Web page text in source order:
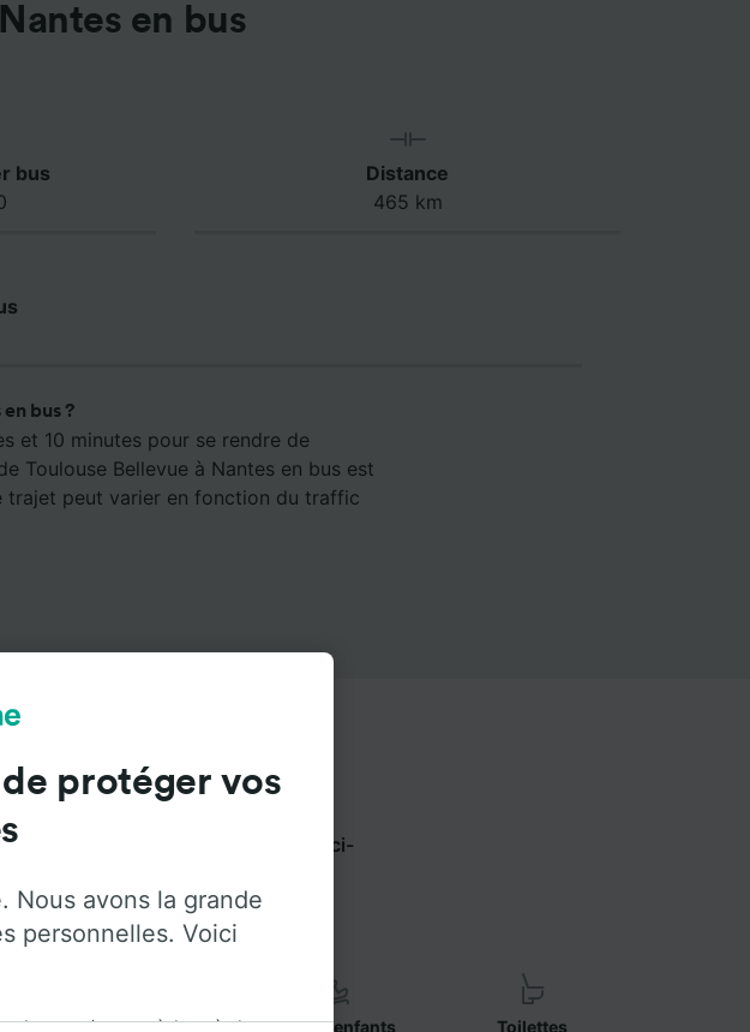
en bus
bus
Distance
465 km
bus ?
et 10 minutes pour se rendre de
Toulouse Bellevue à Nantes en bus est
trajet peut varier en fonction du traffic
avec
. Utilisez les onglets ci-
Bagages Sièges enfants Toilettes
protéger vos
Nous avons la grande
personnelles. Voici
et/ou accèdent à des